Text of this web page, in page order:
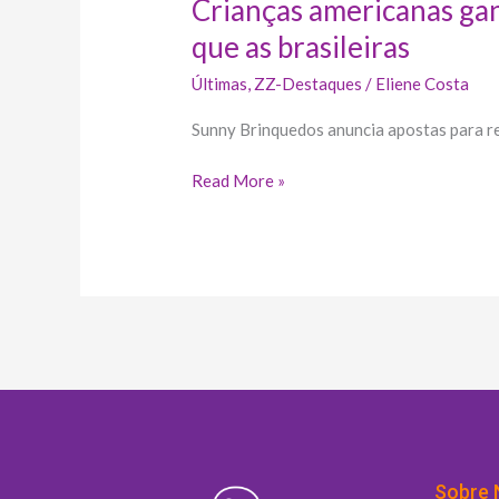
Crianças americanas
que as brasileiras
Últimas ZZ-Destaques / Eliene Costa
Sunny Brinquedos anuncia apostas para
Read More »
Sobre